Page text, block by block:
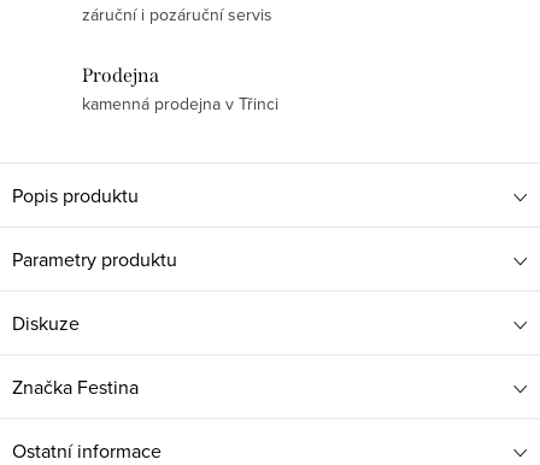
záruční i pozáruční servis
Prodejna
kamenná prodejna v Třinci
Popis produktu
Parametry produktu
Diskuze
Značka Festina
Ostatní informace